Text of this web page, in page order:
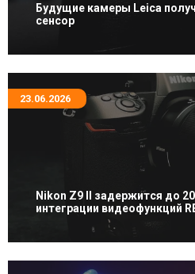
Будущие камеры Leica
сенсор
23.06.2026
Nikon Z9 II задержится до
интеграции видеофункций